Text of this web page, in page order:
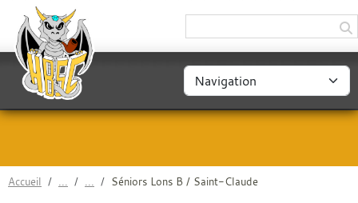
Accueil Séniors Lons B / Saint-Claude
Panneau de gestion des cookies